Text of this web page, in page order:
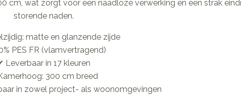
cm, wat zorgt voor een naadloze verwerking en een strak
storende naden.
matte en glanzende zijde
PES FR (vlamvertragend)
Leverbaar in 17 kleuren
300 cm breed
in zowel project- als woonomgevingen